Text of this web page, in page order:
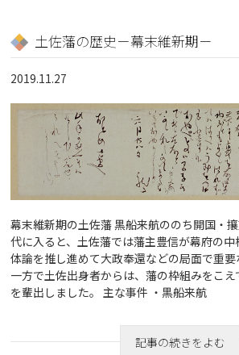
土佐藩の歴史－幕末維新期－
2019.11.27
幕末維新期の土佐藩 黒船来航ののち開国・
代に入ると、土佐藩では藩主豊信が幕府の
体論を推し進めて大政奉還などの局面で重
一方で土佐出身者からは、藩の枠組みをこ
を輩出しました。 主な事件 ・黒船来航
記事の続きをよむ